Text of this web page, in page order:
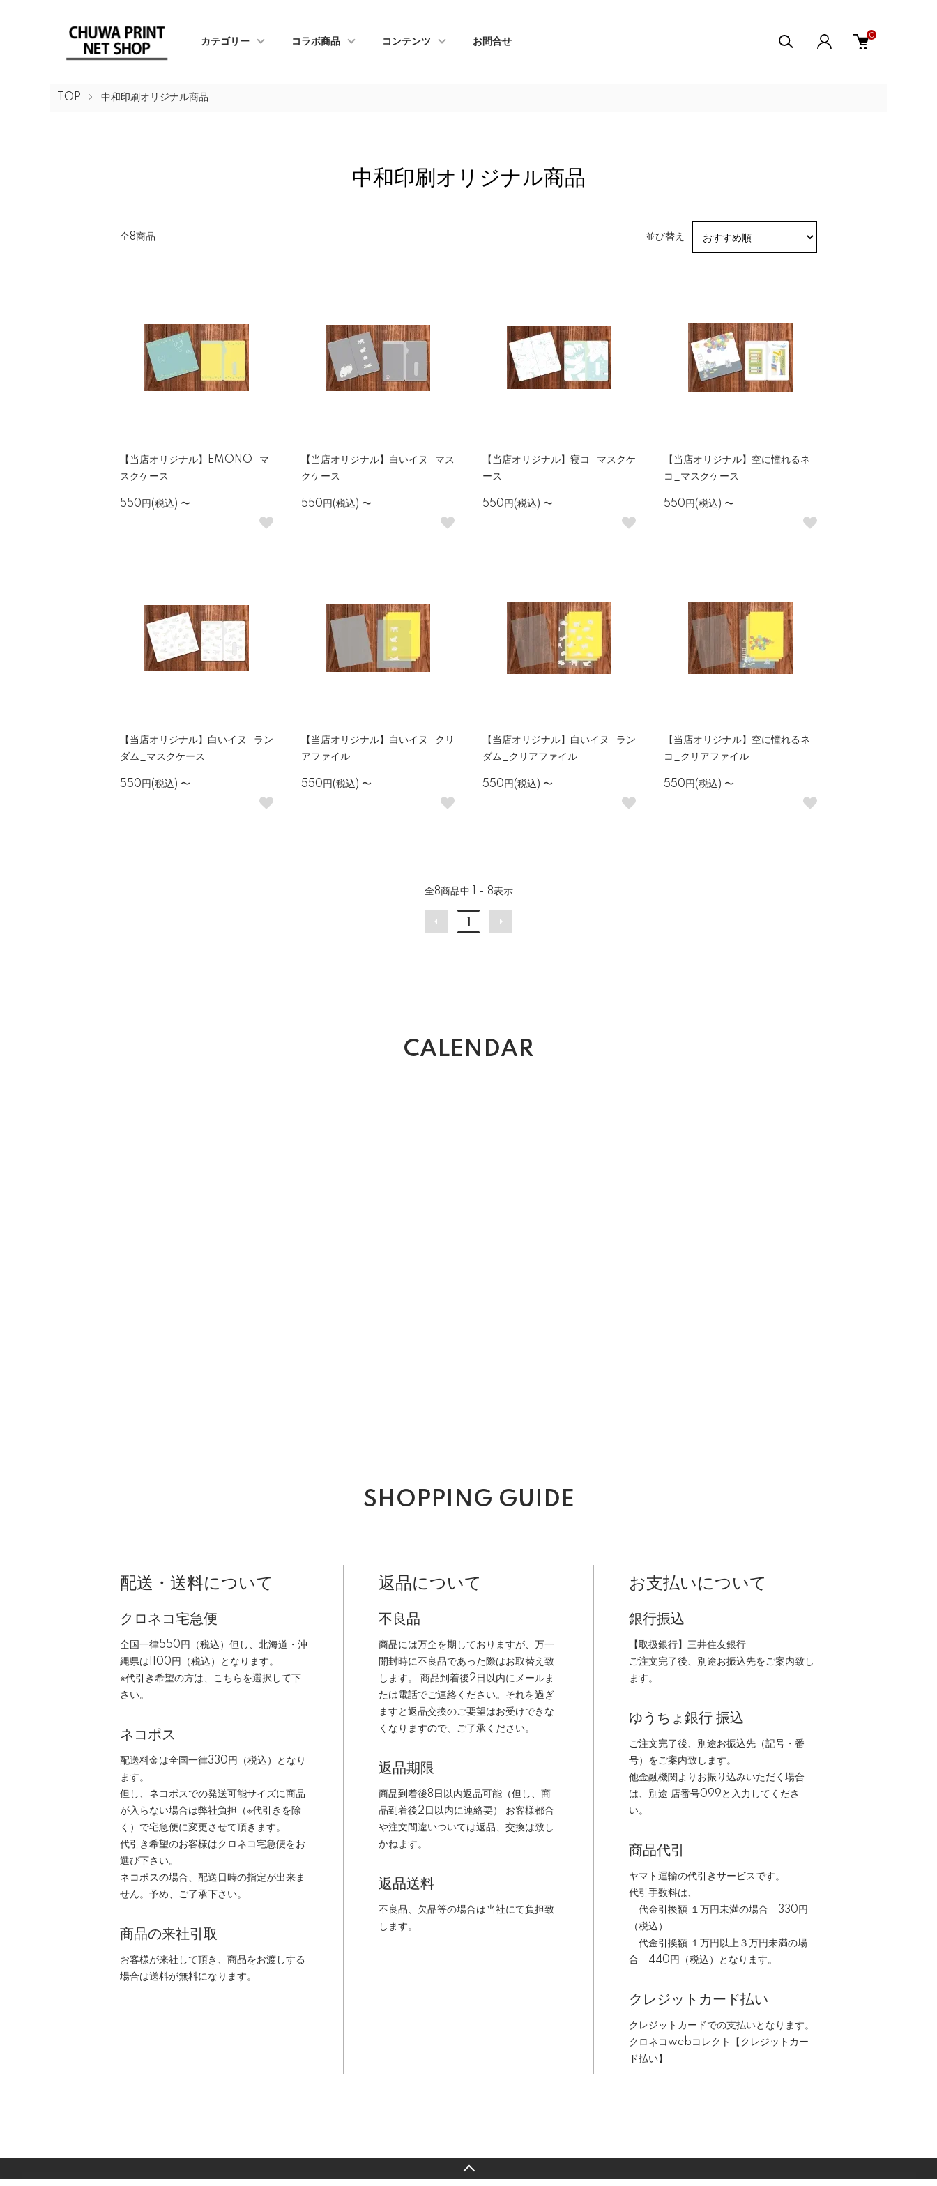
カテゴリー コラボ商品 コンテンツ お問合せ
0
TOP 中和印刷オリジナル商品
中和印刷オリジナル商品
全8商品 並び替え
【当店オリジナル】EMONO_マ
スクケース
550円(税込) 〜
【当店オリジナル】白いイヌ_マス
クケース
550円(税込) 〜
【当店オリジナル】寝コ_マスクケ
ース
550円(税込) 〜
【当店オリジナル】空に憧れるネ
コ_マスクケース
550円(税込) 〜
【当店オリジナル】白いイヌ_ラン
ダム_マスクケース
550円(税込) 〜
【当店オリジナル】白いイヌ_クリ
アファイル
550円(税込) 〜
【当店オリジナル】白いイヌ_ラン
ダム_クリアファイル
550円(税込) 〜
【当店オリジナル】空に憧れるネ
コ_クリアファイル
550円(税込) 〜
全8商品中 1 - 8表示
CALENDAR
SHOPPING GUIDE
配送・送料について
クロネコ宅急便
全国一律550円（税込）但し、北海道・沖
縄県は1100円（税込）となります。
※代引き希望の方は、こちらを選択して下
さい。
ネコポス
配送料金は全国一律330円（税込）となり
ます。
但し、ネコポスでの発送可能サイズに商品
が入らない場合は弊社負担（※代引きを除
く）で宅急便に変更させて頂きます。
代引き希望のお客様はクロネコ宅急便をお
選び下さい。
ネコポスの場合、配送日時の指定が出来ま
せん。予め、ご了承下さい。
商品の来社引取
お客様が来社して頂き、商品をお渡しする
場合は送料が無料になります。
返品について
不良品
商品には万全を期しておりますが、万一
開封時に不良品であった際はお取替え致
します。 商品到着後2日以内にメールま
たは電話でご連絡ください。それを過ぎ
ますと返品交換のご要望はお受けできな
くなりますので、ご了承ください。
返品期限
商品到着後8日以内返品可能（但し、商
品到着後2日以内に連絡要） お客様都合
や注文間違いついては返品、交換は致し
かねます。
返品送料
不良品、欠品等の場合は当社にて負担致
します。
お支払いについて
銀行振込
【取扱銀行】三井住友銀行
ご注文完了後、別途お振込先をご案内致し
ます。
ゆうちょ銀行 振込
ご注文完了後、別途お振込先（記号・番
号）をご案内致します。
他金融機関よりお振り込みいただく場合
は、別途 店番号099と入力してくださ
い。
商品代引
ヤマト運輸の代引きサービスです。
代引手数料は、
代金引換額 １万円未満の場合 330円
（税込）
代金引換額 １万円以上３万円未満の場
合 440円（税込）となります。
クレジットカード払い
クレジットカードでの支払いとなります。
クロネコwebコレクト【クレジットカー
ド払い】